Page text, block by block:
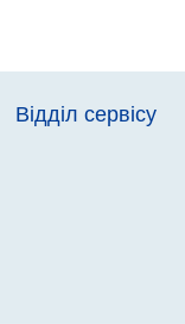
Відділ сервісу